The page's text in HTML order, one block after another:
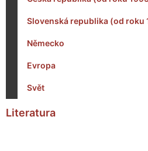
Slovenská republika (od roku
Německo
Evropa
Svět
Literatura